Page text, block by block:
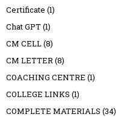
Certificate (1)
Chat GPT(1)
CM CELL(8)
CM LETTER(8)
COACHING CENTRE (1)
COLLEGE LINKS (1)
COMPLETE MATERIALS (34)